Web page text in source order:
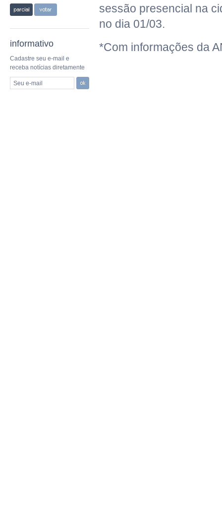
informativo
Cadastre seu e-mail e
receba notícias diretamente
Seu e-mail
sessão presencial na
no dia 01/03.
*Com informações da